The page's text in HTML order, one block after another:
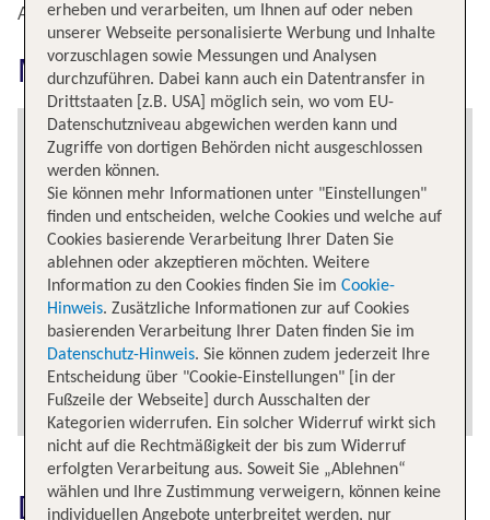
Alternative Flugverbindungen nach Miami Intl
Miami Intl erkunden
Das könnte dich auch
erheben und verarbeiten, um Ihnen auf oder neben
unserer Webseite personalisierte Werbung und Inhalte
vorzuschlagen sowie Messungen und Analysen
durchzuführen. Dabei kann auch ein Datentransfer in
Drittstaaten [z.B. USA] möglich sein, wo vom EU-
Datenschutzniveau abgewichen werden kann und
Zugriffe von dortigen Behörden nicht ausgeschlossen
werden können.
Sie können mehr Informationen unter "Einstellungen"
finden und entscheiden, welche Cookies und welche auf
Cookies basierende Verarbeitung Ihrer Daten Sie
ablehnen oder akzeptieren möchten. Weitere
Information zu den Cookies finden Sie im Cookie-
Hinweis. Zusätzliche Informationen zur auf Cookies
basierenden Verarbeitung Ihrer Daten finden Sie im
Datenschutz-Hinweis. Sie können zudem jederzeit Ihre
Entscheidung über "Cookie-Einstellungen" [in der
Fußzeile der Webseite] durch Ausschalten der
Kategorien widerrufen. Ein solcher Widerruf wirkt sich
nicht auf die Rechtmäßigkeit der bis zum Widerruf
erfolgten Verarbeitung aus. Soweit Sie „Ablehnen“
wählen und Ihre Zustimmung verweigern, können keine
individuellen Angebote unterbreitet werden, nur